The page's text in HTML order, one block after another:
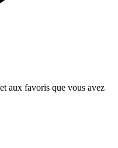
aux favoris que vous avez